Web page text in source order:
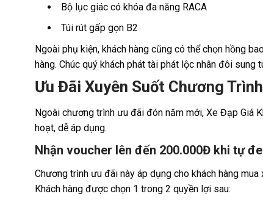
Bộ lục giác có khóa đa năng RACA
Túi rút gấp gọn B2
Ngoài phụ kiện, khách hàng cũng có thể chọn hồng
hàng. Chúc quý khách phát tài phát lộc nhân đôi sung
Ưu Đãi Xuyên Suốt Chương
Ngoài chương trình ưu đãi đón năm mới, Xe Đạp Giá
hoạt, dễ áp dụng.
Nhận voucher lên đến 200.000Đ khi tự
Chương trình ưu đãi này áp dụng cho khách hàng
Khách hàng được chọn 1 trong 2 quyền lợi sau: